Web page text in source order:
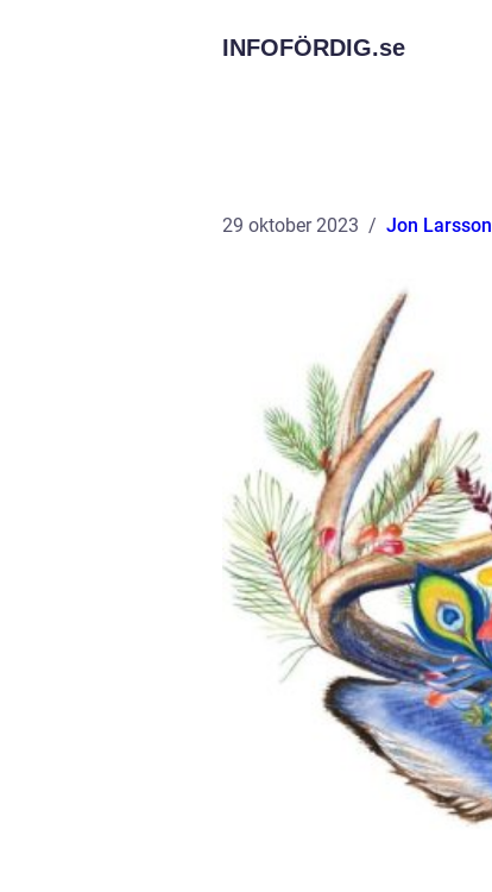
INFOFÖRDIG.se
29 oktober 2023 Jon Larsson